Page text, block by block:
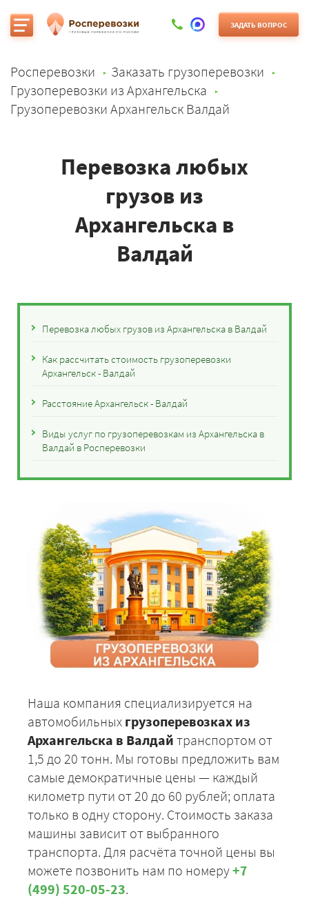
ЗАДАТЬ ВОПРОС
Росперевозки
Заказать грузоперевозки
Грузоперевозки из Архангельска
Грузоперевозки Архангельск Валдай
Перевозка любых
грузов из
Архангельска в
Валдай
Перевозка любых грузов из Архангельска в Валдай
Как рассчитать стоимость грузоперевозки
Архангельск - Валдай
Расстояние Архангельск - Валдай
Виды услуг по грузоперевозкам из Архангельска в
Валдай в Росперевозки
Наша компания специализируется на
автомобильных грузоперевозках из
Архангельска в Валдай транспортом от
1,5 до 20 тонн. Мы готовы предложить вам
самые демократичные цены — каждый
километр пути от 20 до 60 рублей; оплата
только в одну сторону. Стоимость заказа
машины зависит от выбранного
транспорта. Для расчёта точной цены вы
можете позвонить нам по номеру+7
(499) 520-05-23.